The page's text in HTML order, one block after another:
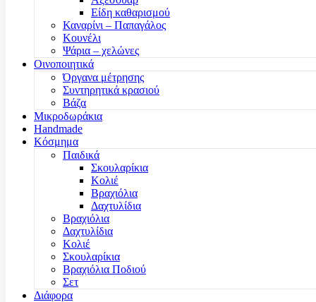
Είδη καθαρισμού
Καναρίνι – Παπαγάλος
Κουνέλι
Ψάρια – χελώνες
Οινοποιητικά
Όργανα μέτρησης
Συντηρητικά κρασιού
Βάζα
Μικροδωράκια
Handmade
Κόσμημα
Παιδικά
Σκουλαρίκια
Κολιέ
Βραχιόλια
Δαχτυλίδια
Βραχιόλια
Δαχτυλίδια
Κολιέ
Σκουλαρίκια
Βραχιόλια Ποδιού
Σετ
Διάφορα